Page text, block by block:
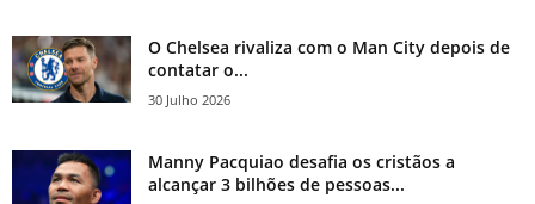
O Chelsea rivaliza com o Man City depois de
contatar o...
30 Julho 2026
Manny Pacquiao desafia os cristãos a
alcançar 3 bilhões de pessoas...